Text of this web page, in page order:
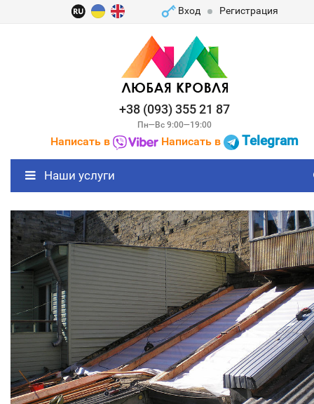
Вход Регистрация
+38 (093) 355 21 87
Пн—Вс 9:00—19:00
Написать в Написать в Telegram
Наши услуги